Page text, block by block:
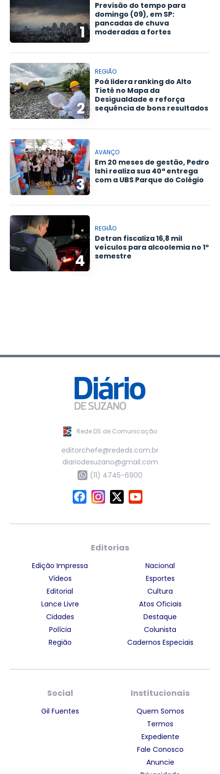
1
Previsão do tempo para
domingo (09), em SP:
pancadas de chuva
moderadas a fortes
2
REGIÃO
Poá lidera ranking do Alto
Tietê no Mapa da
Desigualdade e reforça
sequência de bons resultados
3
AVANÇO
Em 20 meses de gestão, Pedro
Ishi realiza sua 40ª entrega
com a UBS Parque do Colégio
4
REGIÃO
Detran fiscaliza 16,8 mil
veículos para alcoolemia no 1º
semestre
Rede DS de Comunicação
editorchefe@rededs.com.br
diariodesuzano@gmail.com
(11) 4745-6900
Editorias
Edição Impressa
Vídeos
Editorial
Lance Livre
Cidades
Polícia
Região
Nacional
Esportes
Cultura
Atos Oficiais
Destaque
Colunista
Cadernos Especiais
Social
Gil Fuentes
Institucionais
Quem Somos
Termos
Expediente
Fale Conosco
Anuncie